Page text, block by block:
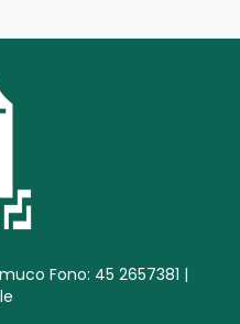
Fono: 45 2657381 |